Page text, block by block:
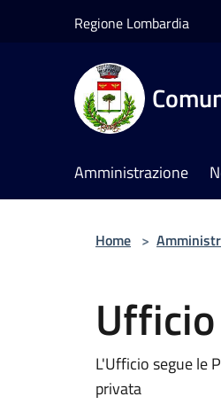
Regione Lombardia
Amministrazione
Home >
L'Ufficio segue le
privata